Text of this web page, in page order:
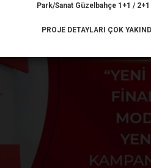
Park/Sanat Güzelbahçe 1+1 /
PROJE DETAYLARI ÇOK